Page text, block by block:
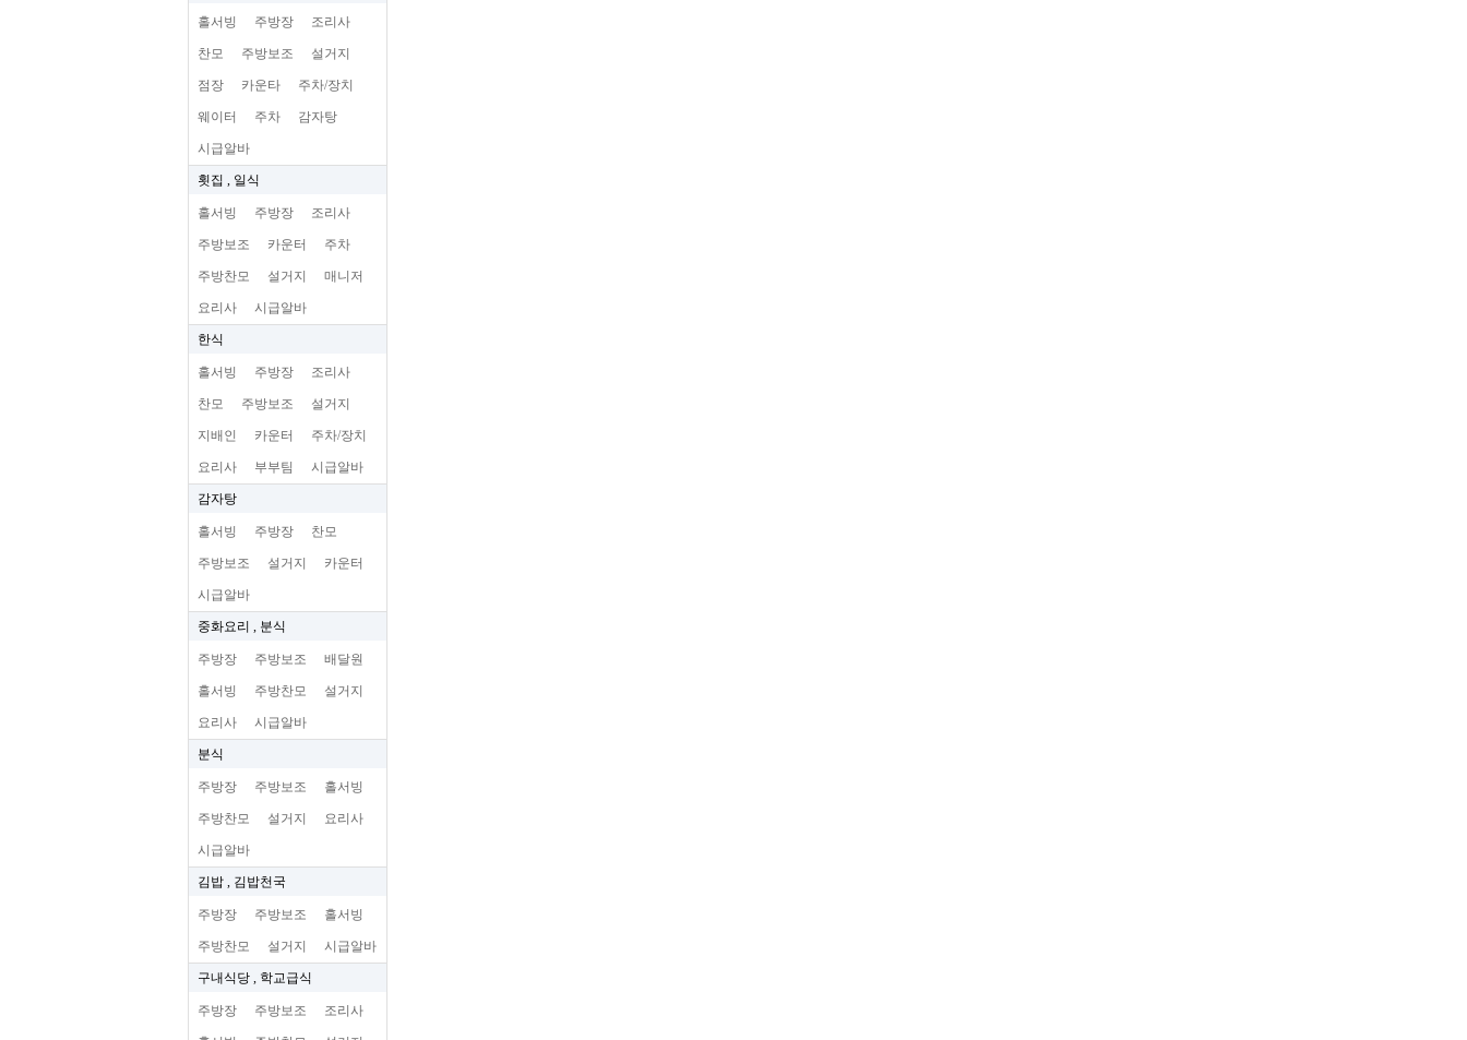
홀서빙 주방장 조리사
찬모 주방보조 설거지
점장 카운타 주차/장치
웨이터 주차 감자탕
시급알바
횟집 , 일식
홀서빙 주방장 조리사
주방보조 카운터 주차
주방찬모 설거지 매니저
요리사 시급알바
한식
홀서빙 주방장 조리사
찬모 주방보조 설거지
지배인 카운터 주차/장치
요리사 부부팀 시급알바
감자탕
홀서빙 주방장 찬모
주방보조 설거지 카운터
시급알바
중화요리 , 분식
주방장 주방보조 배달원
홀서빙 주방찬모 설거지
요리사 시급알바
분식
주방장 주방보조 홀서빙
주방찬모 설거지 요리사
시급알바
김밥 , 김밥천국
주방장 주방보조 홀서빙
주방찬모 설거지 시급알바
구내식당 , 학교급식
주방장 주방보조 조리사